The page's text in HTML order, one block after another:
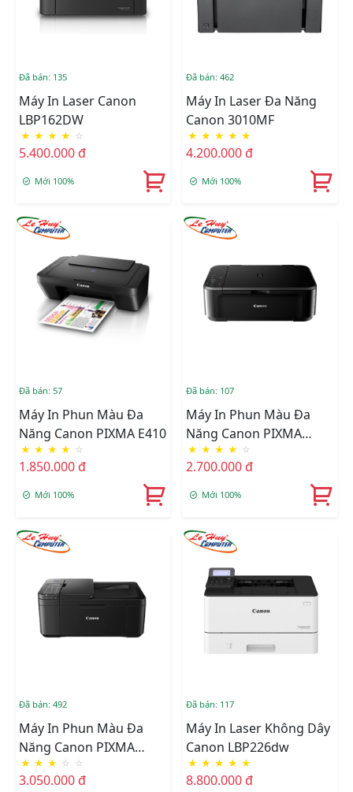
Đã bán: 135
Máy In Laser Canon
LBP162DW
★ ★ ★ ★ ☆
5.400.000 đ
Mới 100%
Đã bán: 462
Máy In Laser Đa Năng
Canon 3010MF
★ ★ ★ ★ ★
4.200.000 đ
Mới 100%
Đã bán: 57
Máy In Phun Màu Đa
Năng Canon PIXMA E410
★ ★ ★ ★ ☆
1.850.000 đ
Mới 100%
Đã bán: 107
Máy In Phun Màu Đa
Năng Canon PIXMA
MG3670
★ ★ ★ ★ ☆
2.700.000 đ
Mới 100%
Đã bán: 492
Máy In Phun Màu Đa
Năng Canon PIXMA
TR4570S
★ ★ ★ ☆ ☆
3.050.000 đ
Đã bán: 117
Máy In Laser Không Dây
Canon LBP226dw
★ ★ ★ ★ ★
8.800.000 đ